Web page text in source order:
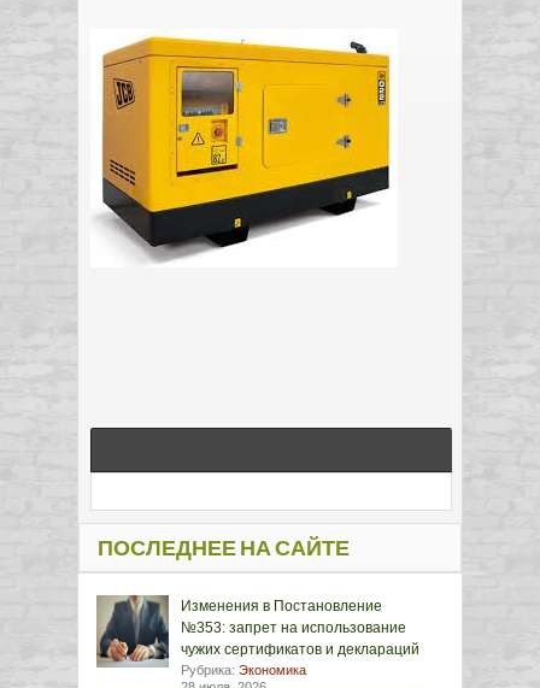
ПОСЛЕДНЕЕ НА САЙТЕ
Изменения в Постановление
№353: запрет на использование
чужих сертификатов и деклараций
Рубрика: Экономика